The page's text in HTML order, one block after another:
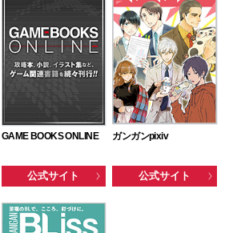
GAME BOOKS ONLINE
公式サイト
ガンガンpixiv
公式サイト